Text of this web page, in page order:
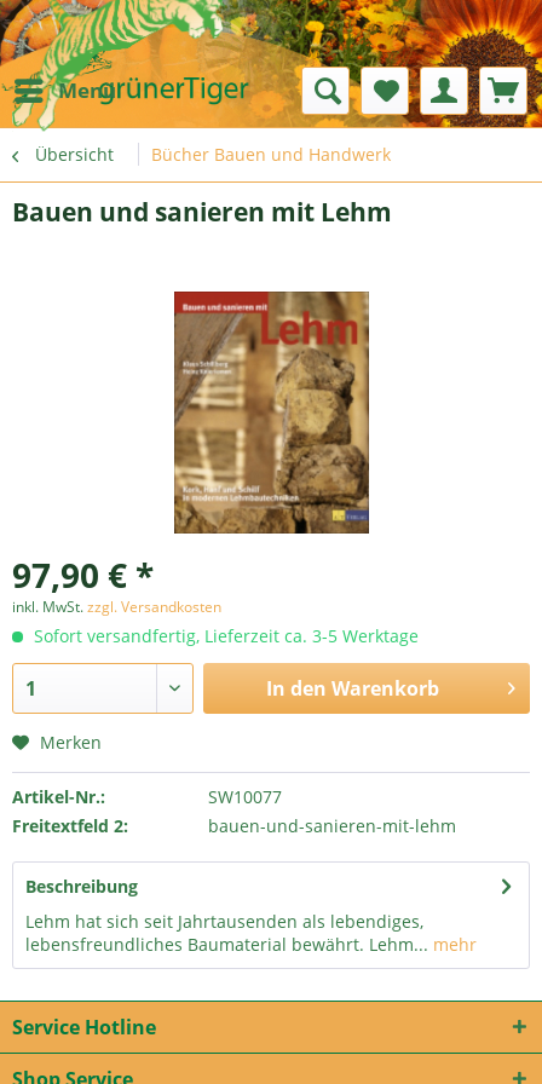
Menü
Übersicht Bücher Bauen und Handwerk
Bauen und sanieren mit Lehm
97,90 € *
inkl. MwSt.zzgl. Versandkosten
Sofort versandfertig, Lieferzeit ca. 3-5 Werktage
In den Warenkorb
Merken
Artikel-Nr.:
SW10077
Freitextfeld 2:
bauen-und-sanieren-mit-lehm
Beschreibung
Lehm hat sich seit Jahrtausenden als lebendiges,
lebensfreundliches Baumaterial bewährt. Lehm... mehr
Service Hotline